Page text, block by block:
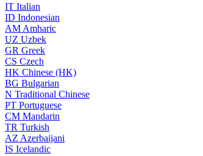
IT Italian
ID Indonesian
AM Amharic
UZ Uzbek
GR Greek
CS Czech
HK Chinese (HK)
BG Bulgarian
N Traditional Chinese
PT Portuguese
CM Mandarin
TR Turkish
AZ Azerbaijani
IS Icelandic